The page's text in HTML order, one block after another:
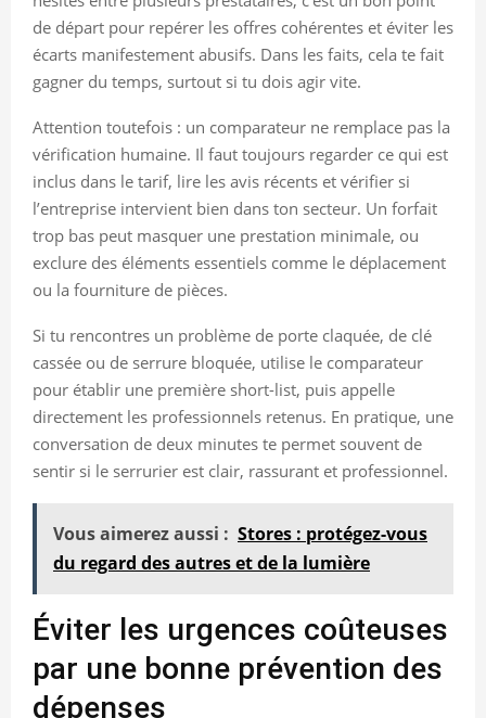
de départ pour repérer les offres cohérentes et éviter les
écarts manifestement abusifs. Dans les faits, cela te fait
gagner du temps, surtout si tu dois agir vite.
Attention toutefois : un comparateur ne remplace pas la
vérification humaine. Il faut toujours regarder ce qui est
inclus dans le tarif, lire les avis récents et vérifier si
l’entreprise intervient bien dans ton secteur. Un forfait
trop bas peut masquer une prestation minimale, ou
exclure des éléments essentiels comme le déplacement
ou la fourniture de pièces.
Si tu rencontres un problème de porte claquée, de clé
cassée ou de serrure bloquée, utilise le comparateur
pour établir une première short-list, puis appelle
directement les professionnels retenus. En pratique, une
conversation de deux minutes te permet souvent de
sentir si le serrurier est clair, rassurant et professionnel.
Vous aimerez aussi : Stores : protégez-vous
du regard des autres et de la lumière
Éviter les urgences coûteuses
par une bonne prévention des
dépenses